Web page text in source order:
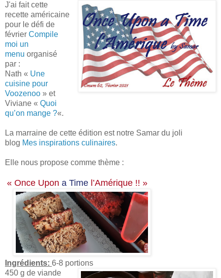
J'ai fait cette
recette américaine
pour le défi de
février Compile
moi un
menu organisé
par :
Nath « Une
cuisine pour
Voozenoo » et
Viviane « Quoi
qu’on mange ?«.
La marraine de cette édition est notre Samar du joli
blog Mes inspirations culinaires.
Elle nous propose comme thème :
« Once Upon a Time l’Amérique !! »
Ingrédients: 6-8 portions
450 g de viande